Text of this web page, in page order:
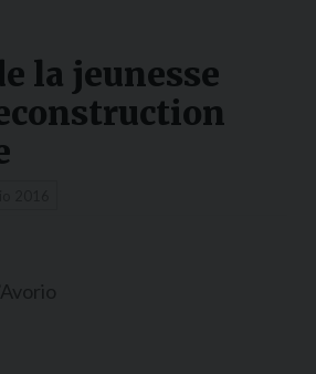
la jeunesse